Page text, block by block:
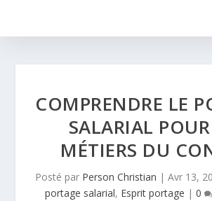
COMPRENDRE LE
SALARIAL
MÉTIERS DU
Posté par Person Christian | Avr 13,
portage salarial, Esprit portage | 0